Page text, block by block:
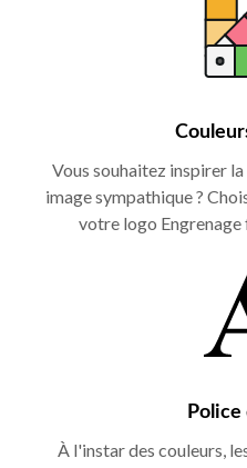
Vous souhaitez inspirer
image sympathique ?
votre logo
Police
À l'instar des couleurs,